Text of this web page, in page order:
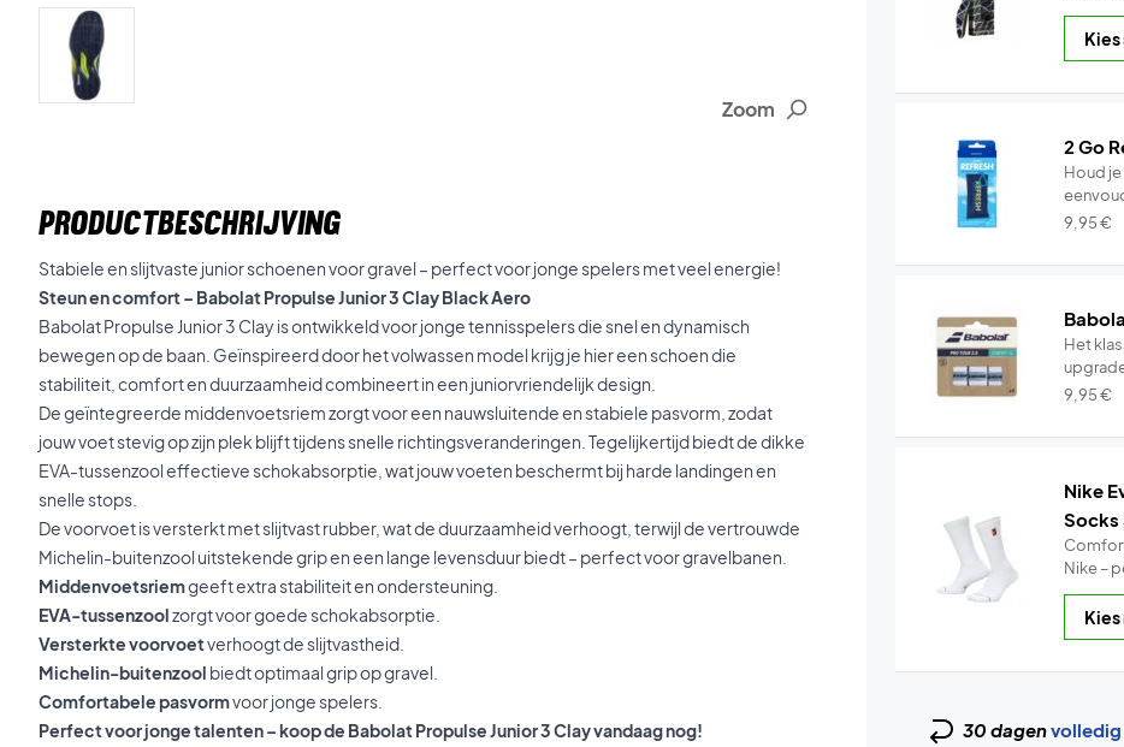
Zoom
PRODUCTBESCHRIJVING
Stabiele en slijtvaste junior schoenen voor gravel – perfect voor jonge spelers met veel energie!
Steun en comfort – Babolat Propulse Junior 3 Clay Black Aero
Babolat Propulse Junior 3 Clay is ontwikkeld voor jonge tennisspelers die snel en dynamisch
bewegen op de baan. Geïnspireerd door het volwassen model krijg je hier een schoen die
stabiliteit, comfort en duurzaamheid combineert in een juniorvriendelijk design.
De geïntegreerde middenvoetsriem zorgt voor een nauwsluitende en stabiele pasvorm, zodat
jouw voet stevig op zijn plek blijft tijdens snelle richtingsveranderingen. Tegelijkertijd biedt de dikke
EVA-tussenzool effectieve schokabsorptie, wat jouw voeten beschermt bij harde landingen en
snelle stops.
De voorvoet is versterkt met slijtvast rubber, wat de duurzaamheid verhoogt, terwijl de vertrouwde
Michelin-buitenzool uitstekende grip en een lange levensduur biedt – perfect voor gravelbanen.
Middenvoetsriemgeeft extra stabiliteit en ondersteuning.
EVA-tussenzoolzorgt voor goede schokabsorptie.
Versterkte voorvoetverhoogt de slijtvastheid.
Michelin-buitenzool biedt optimaal grip op gravel.
Comfortabele pasvormvoor jonge spelers.
Perfect voor jonge talenten – koop de Babolat Propulse Junior 3 Clay vandaag nog!
2 Go
Houd
9,95€
Het
9,95€
Nike
Nike –
30 dagenvolledig